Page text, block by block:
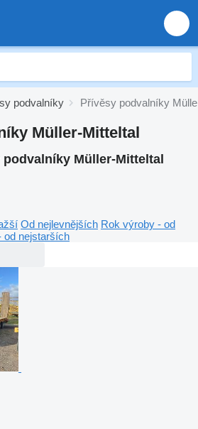
podvalníky Přívěsy podvalníky
Müller-Mitteltal
podvalníky Müller-Mitteltal
Od nejlevnějších Rok výroby - od
od nejstarších